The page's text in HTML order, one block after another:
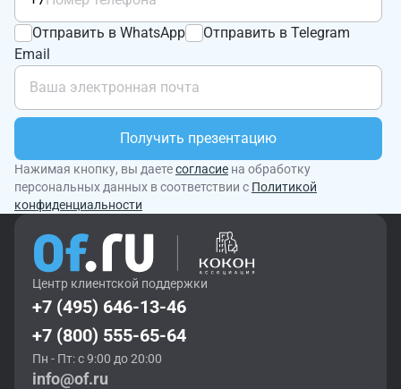
Отправить в WhatsApp
Отправить в Telegram
Email
Получить презентацию
Нажимая кнопку, вы даетесогласие на обработку
персональных данных в соответствии с Политикой
конфиденциальности
Центр клиентской поддержки
+7 (495) 646-13-46
+7 (800) 555-65-64
Пн - Пт: с 9:00 до 20:00
info@of.ru